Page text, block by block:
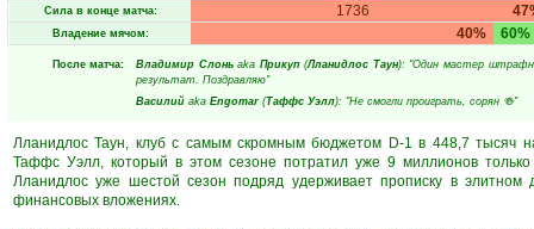
Сила в конце матча: 1736
Владение мячом: 40% 60%
После матча: Владимир Слонь aka Прикуп (Лланидлос Таун): "Один мастер
результат. Поздравляю"
Василий aka Engomar (Таффс Уэлл): "Не смогли проиграть, сорян 🍻"
Лланидлос Таун, клуб с самым скромным бюджетом D-1 в 448,7 тысяч
Таффс Уэлл, который в этом сезоне потратил уже 9 миллионов
Лланидлос уже шестой сезон подряд удерживает прописку в элитном
финансовых вложениях.